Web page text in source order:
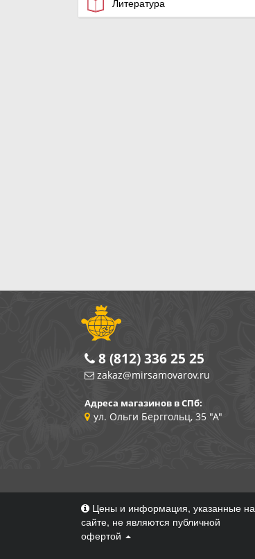
Литература
8 (812) 336 25 25
zakaz@mirsamovarov.ru
Адреса магазинов в СПб:
ул. Ольги Берггольц, 35 "А"
Цены и информация, указанные на
сайте, не являются публичной
офертой